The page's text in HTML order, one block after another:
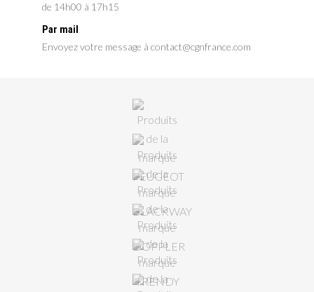
de 14h00 à 17h15
Par mail
Envoyez votre message à contact@cgnfrance.com